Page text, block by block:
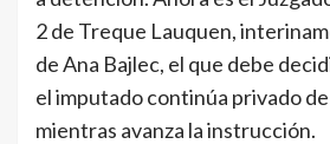
2 de Treque Lauquen,
de Ana Bajlec, el que debe
el imputado continúa privado
mientras avanza la instrucción.